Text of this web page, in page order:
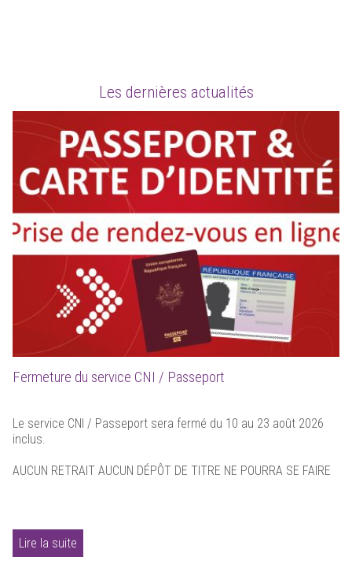
Les dernières actualités
Fermeture du service CNI / Passeport
Le service CNI / Passeport sera fermé du 10 au 23 août 2026
inclus.
AUCUN RETRAIT AUCUN DÉPÔT DE TITRE NE POURRA SE FAIRE
Lire la suite